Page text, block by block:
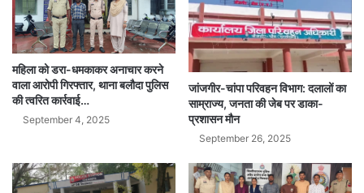
महिला को डरा-धमकाकर अनाचार करने
वाला आरोपी गिरफ्तार, थाना बलौदा पुलिस
की त्वरित कार्रवाई…
September 4, 2025
जांजगीर-चांपा परिवहन विभाग: दलालों का
साम्राज्य, जनता की जेब पर डाका-
प्रशासन मौन
September 26, 2025